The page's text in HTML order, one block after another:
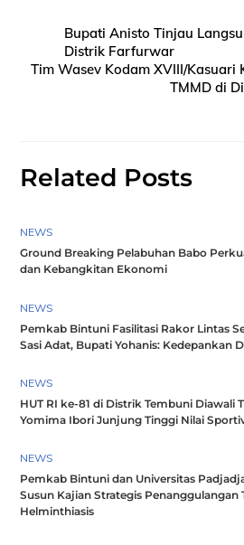
Bupati Anisto Tinjau
Distrik Farfurwar
Tim Wasev Kodam XVIII/Kasuari
TMMD di
Related Posts
NEWS
Ground Breaking Pelabuhan Babo
dan Kebangkitan Ekonomi
NEWS
Pemkab Bintuni Fasilitasi Rakor Lintas
Sasi Adat, Bupati Yohanis: Kedepankan
NEWS
HUT RI ke-81 di Distrik Tembuni Diawali
Yomima Ibori Junjung Tinggi Nilai
NEWS
Pemkab Bintuni dan Universitas
Susun Kajian Strategis Penanggulangan
Helminthiasis